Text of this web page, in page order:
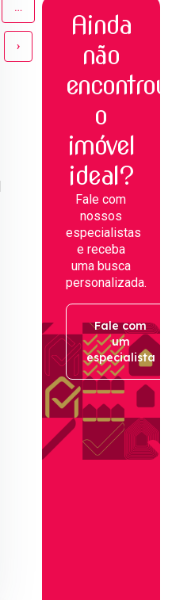
…
›
Ainda
não
encontrou
o
imóvel
ideal?
Fale com
nossos
especialistas
e receba
uma busca
personalizada.
Fale com
um
especialista